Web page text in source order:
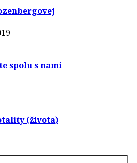
spolu s nami
(života)